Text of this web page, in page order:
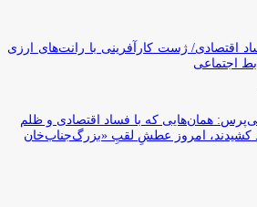
اقتصادی/ ژست کارآفرینی با رانت‌های ارزی
اجتماعی
همان‌هایی که با فساد اقتصادی و ظلم
کشیدند، امروز عطشِ لقبِ «بزرگ‌جناب‌خان